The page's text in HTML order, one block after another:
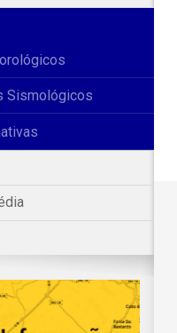
Sismológicos